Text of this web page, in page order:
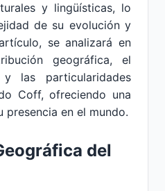
y lingüísticas, lo
de su evolución y
se analizará en
geográfica, el
las particularidades
Coff, ofreciendo una
presencia en el mundo.
del